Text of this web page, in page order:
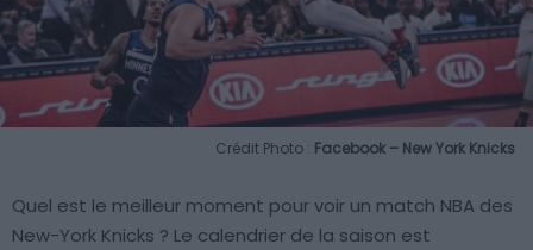
Crédit Photo : Facebook – New York Knicks
Quel est le meilleur moment pour voir un match NBA des
New-York Knicks ? Le calendrier de la saison est